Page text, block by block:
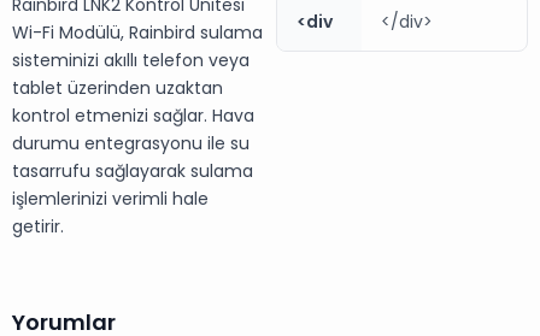
Rainbird LNK2 Kontrol Ünitesi
Wi-Fi Modülü, Rainbird sulama
sisteminizi akıllı telefon veya
tablet üzerinden uzaktan
kontrol etmenizi sağlar. Hava
durumu entegrasyonu ile su
tasarrufu sağlayarak sulama
işlemlerinizi verimli hale
getirir.
<div </div>
Yorumlar